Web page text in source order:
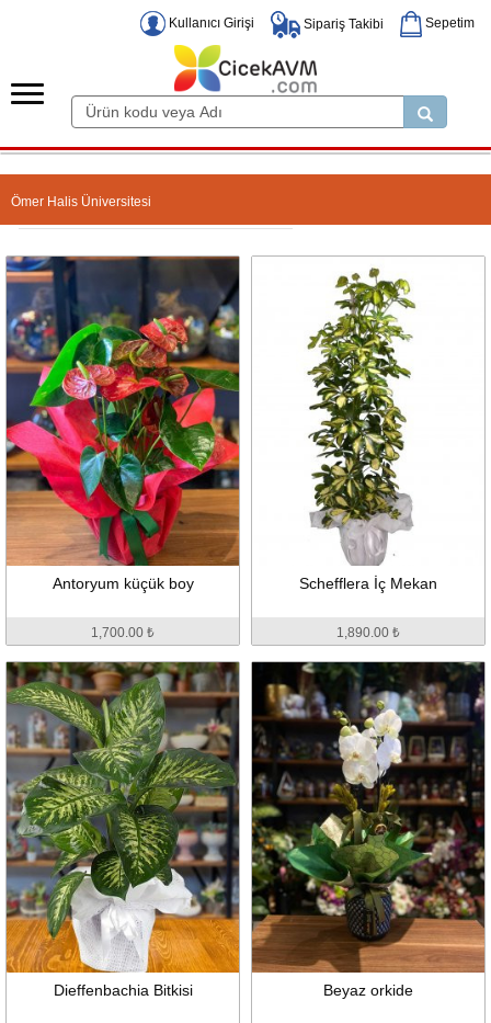
Kullanıcı Girişi Sipariş Takibi Sepetim
Ömer Halis Üniversitesi
Antoryum küçük boy
1,700.00 ₺
Schefflera İç Mekan
1,890.00 ₺
Dieffenbachia Bitkisi Beyaz orkide